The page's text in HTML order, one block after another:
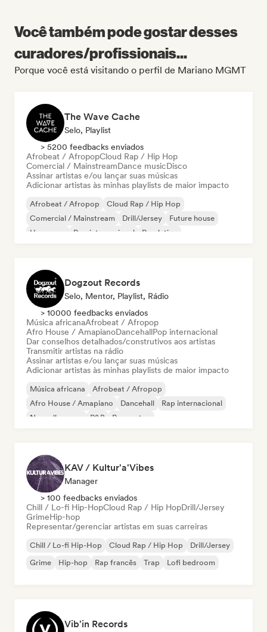
Você também pode gostar desses
curadores/profissionais...
Porque você está visitando o perfil de Mariano MGMT
The Wave Cache
Selo, Playlist
> 5200 feedbacks enviados
Afrobeat / AfropopCloud Rap / Hip Hop
Comercial / MainstreamDance musicDisco
Assinar artistas e/ou lançar suas músicas
Adicionar artistas às minhas playlists de maior impacto
Afrobeat / Afropop
Cloud Rap / Hip Hop
Comercial / Mainstream
Drill/Jersey
Future house
Hyperpop
Pop internacional Pop latino
Dogzout Records
Selo, Mentor, Playlist, Rádio
> 10000 feedbacks enviados
Música africanaAfrobeat / Afropop
Afro House / AmapianoDancehallPop internacional
Dar conselhos detalhados/construtivos aos artistas
Transmitir artistas na rádio
Assinar artistas e/ou lançar suas músicas
Adicionar artistas às minhas playlists de maior impacto
Música africana
Afrobeat / Afropop
Afro House / Amapiano
Dancehall
Rap internacional
Nouvelle scene
R&B Reggaeton
KAV / Kultur'a'Vibes
Manager
> 100 feedbacks enviados
Chill / Lo-fi Hip-HopCloud Rap / Hip HopDrill/Jersey
GrimeHip-hop
Representar/gerenciar artistas em suas carreiras
Chill / Lo-fi Hip-Hop Cloud Rap / Hip Hop
Drill/Jersey
Grime
Hip-hop Rap francês Trap Lofi bedroom
Vib'in Records